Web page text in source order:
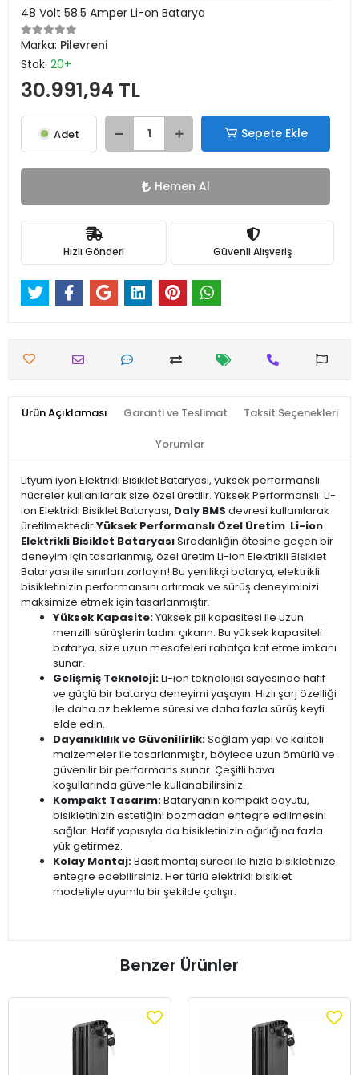
48 Volt 58.5 Amper Li-on Batarya
Marka: Pilevreni
Stok: 20+
30.991,94 TL
Adet Sepete Ekle
Hemen Al
Hızlı Gönderi Güvenli Alışveriş
Ürün Açıklaması Garanti ve Teslimat Taksit Seçenekleri
Yorumlar
Lityum iyon Elektrikli Bisiklet Bataryası, yüksek performanslı
hücreler kullanılarak size özel üretilir. Yüksek Performanslı Li-
ion Elektrikli Bisiklet Bataryası, Daly BMS devresi kullanılarak
üretilmektedir.Yüksek Performanslı Özel Üretim Li-ion
Elektrikli Bisiklet BataryasıSıradanlığın ötesine geçen bir
deneyim için tasarlanmış, özel üretim Li-ion Elektrikli Bisiklet
Bataryası ile sınırları zorlayın! Bu yenilikçi batarya, elektrikli
bisikletinizin performansını artırmak ve sürüş deneyiminizi
maksimize etmek için tasarlanmıştır.
Yüksek Kapasite:Yüksek pil kapasitesi ile uzun
menzilli sürüşlerin tadını çıkarın. Bu yüksek kapasiteli
batarya, size uzun mesafeleri rahatça kat etme imkanı
sunar.
Gelişmiş Teknoloji:Li-ion teknolojisi sayesinde hafif
ve güçlü bir batarya deneyimi yaşayın. Hızlı şarj özelliği
ile daha az bekleme süresi ve daha fazla sürüş keyfi
elde edin.
Dayanıklılık ve Güvenilirlik:Sağlam yapı ve kaliteli
malzemeler ile tasarlanmıştır, böylece uzun ömürlü ve
güvenilir bir performans sunar. Çeşitli hava
koşullarında güvenle kullanabilirsiniz.
Kompakt Tasarım:Bataryanın kompakt boyutu,
bisikletinizin estetiğini bozmadan entegre edilmesini
sağlar. Hafif yapısıyla da bisikletinizin ağırlığına fazla
yük getirmez.
Kolay Montaj:Basit montaj süreci ile hızla bisikletinize
entegre edebilirsiniz. Her türlü elektrikli bisiklet
modeliyle uyumlu bir şekilde çalışır.
Benzer Ürünler